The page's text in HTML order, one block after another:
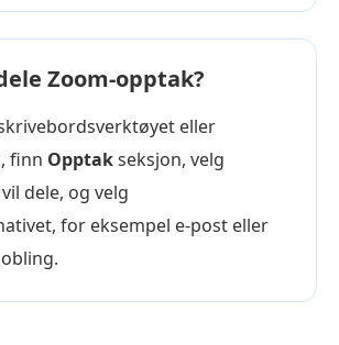
Zoom-opptak?
eller
finn Opptakseksjon, velg
dele, og velg
for eksempel e-post eller